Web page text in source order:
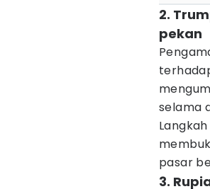
2.
pekan
selama
pasar
3.